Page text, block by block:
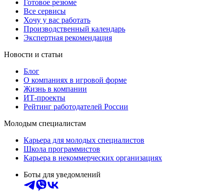
Готовое резюме
Все сервисы
Хочу у вас работать
Производственный календарь
Экспертная рекомендация
Новости и статьи
Блог
О компаниях в игровой форме
Жизнь в компании
ИТ-проекты
Рейтинг работодателей России
Молодым специалистам
Карьера для молодых специалистов
Школа программистов
Карьера в некоммерческих организациях
Боты для уведомлений